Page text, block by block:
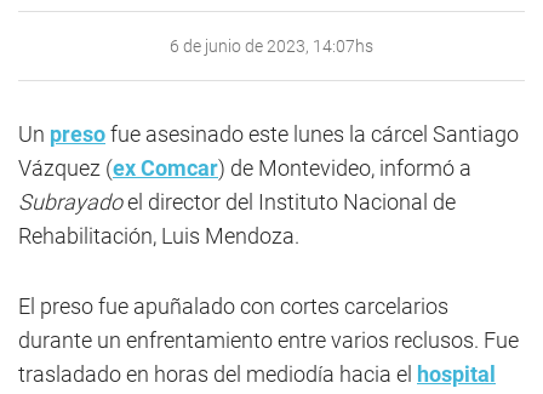
6 de junio de 2023, 14:07hs
Un presofue asesinado este lunes la cárcel Santiago
Vázquez (ex Comcar) de Montevideo, informó a
Subrayadoel director del Instituto Nacional de
Rehabilitación, Luis Mendoza.
El preso fue apuñalado con cortes carcelarios
durante un enfrentamiento entre varios reclusos. Fue
trasladado en horas del mediodía hacia el hospital